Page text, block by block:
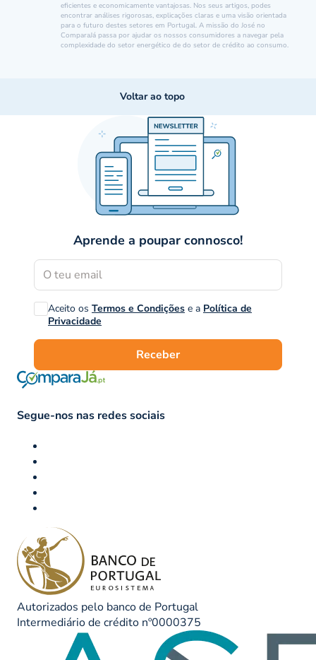
eficientes e economicamente vantajosas. Nos seus artigos, podes
encontrar análises rigorosas, explicações claras e uma visão orientada
para o futuro destes setores em Portugal. A missão do José no
ComparaJá passa por ajudar os nossos consumidores a navegar pela
complexidade do setor energético de do setor de crédito ao consumo.
Voltar ao topo
Aprende a poupar connosco!
Aceito os Termos e Condições e a Política de
Privacidade
Receber
Segue-nos nas redes sociais
Autorizados pelo banco de Portugal
Intermediário de crédito nº0000375